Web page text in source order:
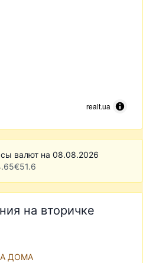
realt.ua
валют на 08.08.2026
€51.6
на вторичке
ДОМА